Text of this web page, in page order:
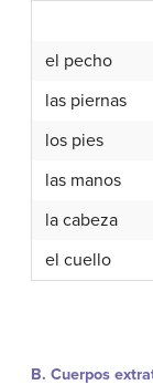
el pecho
las piernas
los pies
las manos
la cabeza
el cuello
B. Cuerpos